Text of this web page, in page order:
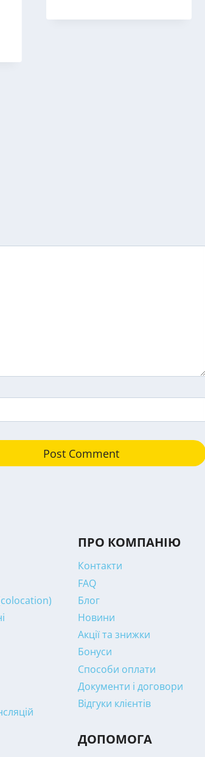
ПРО КОМПАНІЮ
Контакти
FAQ
Блог
Новини
Акції та знижки
Бонуси
Способи оплати
Документи і договори
Відгуки клієнтів
ДОПОМОГА